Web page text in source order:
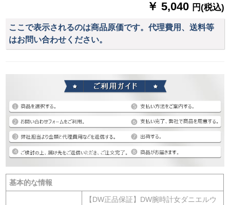
￥ 5,040 円(税込)
ここで表示されるのは商品原価です。代理費用、送料等
はお問い合わせください。
基本的な情報
【DW正品保証】DW腕時計女ダニエルウ